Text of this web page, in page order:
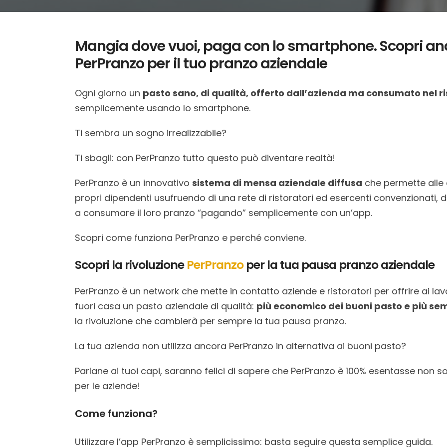
Mangia dove vuoi, paga con lo smartphone. Scopri
PerPranzo per il tuo pranzo aziendale
Ogni giorno un pasto sano, di qualità, offerto dall’azienda ma consumato nel
semplicemente usando lo smartphone.
Ti sembra un sogno irrealizzabile?
Ti sbagli: con PerPranzo tutto questo può diventare realtà!
PerPranzo è un innovativo sistema di mensa aziendale diffusa che permette alle
propri dipendenti usufruendo di una rete di ristoratori ed esercenti convenzionati,
a consumare il loro pranzo “pagando” semplicemente con un’app.
Scopri come funziona PerPranzo e perché conviene.
Scopri la rivoluzionePerPranzoper la tua pausa pranzo aziendale
PerPranzo è un network che mette in contatto aziende e ristoratori per offrire ai
fuori casa un pasto aziendale di qualità: più economico dei buoni pasto e più
la rivoluzione che cambierà per sempre la tua pausa pranzo.
La tua azienda non utilizza ancora PerPranzo in alternativa ai buoni pasto?
Parlane ai tuoi capi, saranno felici di sapere che PerPranzo è 100% esentasse non
per le aziende!
Come funziona?
Utilizzare l’app PerPranzo è semplicissimo: basta seguire questa semplice guida.